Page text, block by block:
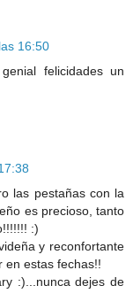
16:50
felicidades un
las pestañas con la
es precioso, tanto
:)
y reconfortante
en estas fechas!!
:)...nunca dejes de